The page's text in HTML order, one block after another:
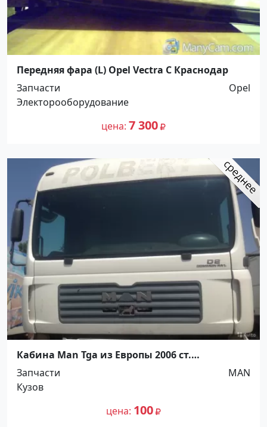
Передняя фара (L) Opel Vectra С Краснодар
Запчасти
Opel
Электорооборудование
цена 7 300
Кабина Man Tga из Европы 2006 ст.
Новотитаровская, ул. Крайняя 18 В
Запчасти
MAN
Кузов
цена 100